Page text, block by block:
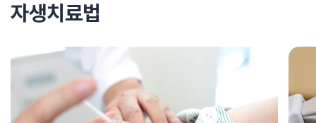
자생치료법